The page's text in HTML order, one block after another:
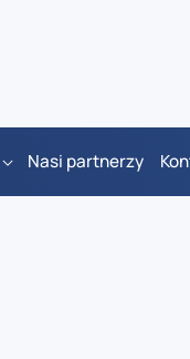
Nasi partnerzy